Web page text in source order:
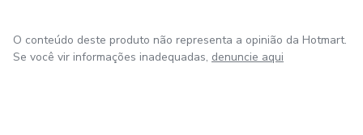
O conteúdo deste produto não representa a opinião da Hotmart.
Se você vir informações inadequadas, denuncie aqui